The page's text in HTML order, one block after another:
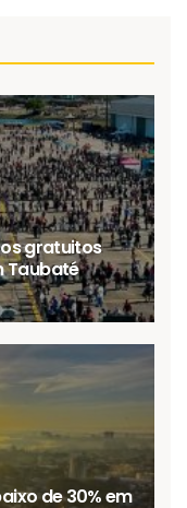
gratuitos
Taubaté
de 30% em